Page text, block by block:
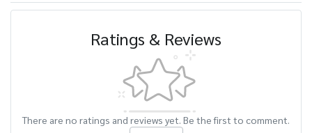
Ratings & Reviews
There are no ratings and reviews yet. Be the first to comment.